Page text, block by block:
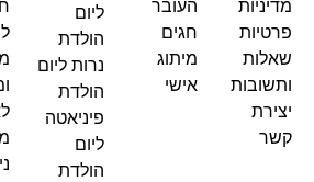
מדיניות
פרטיות
שאלות
ותשובות
יצירת
קשר
העובר
חגים
מיתוג
אישי
ליום
הולדת
נרות ליום
הולדת
פיניאטה
ליום
הולדת